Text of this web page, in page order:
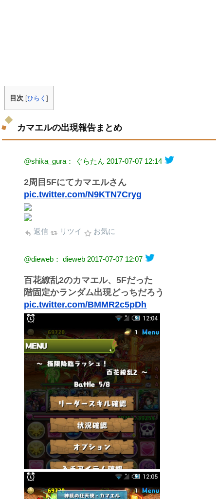
目次 [ひらく]
カマエルの出現報告まとめ
@shika_gura： ぐらたん 2017-07-07 12:14
2周目5Fにてカマエルさん
pic.twitter.com/N9KTN7Cryg
返信 リツイ お気に
@dieweb： dieweb 2017-07-07 12:07
百花繚乱2のカマエル、5Fだった
階固定かランダム出現どっちだろう
pic.twitter.com/BMMR2c5pDh